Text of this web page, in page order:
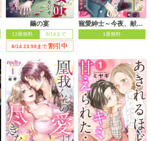
繭の宴
12冊無料 8/14まで
8/14 23:59まで 割引中
寵愛紳士～今夜、献身的なエリート上司に迫られる～
1冊無料